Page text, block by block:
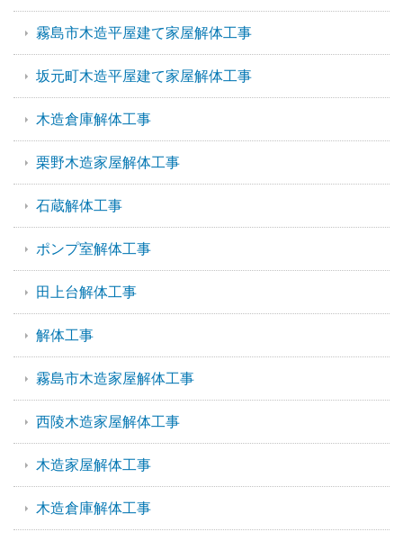
霧島市木造平屋建て家屋解体工事
坂元町木造平屋建て家屋解体工事
木造倉庫解体工事
栗野木造家屋解体工事
石蔵解体工事
ポンプ室解体工事
田上台解体工事
解体工事
霧島市木造家屋解体工事
西陵木造家屋解体工事
木造家屋解体工事
木造倉庫解体工事